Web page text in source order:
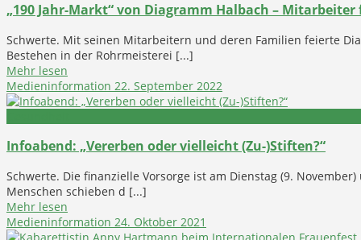
„190 Jahr-Markt“ von Diagramm Halbach –
Schwerte. Mit seinen Mitarbeitern und deren Familien feierte
Bestehen in der Rohrmeisterei [...]
Mehr lesen
Medieninformation 22. September 2022
Infoabend: „Vererben oder vielleicht (Zu-)Stiften?“
Schwerte. Die finanzielle Vorsorge ist am Dienstag (9.
Menschen schieben d [...]
Mehr lesen
Medieninformation 24. Oktober 2021